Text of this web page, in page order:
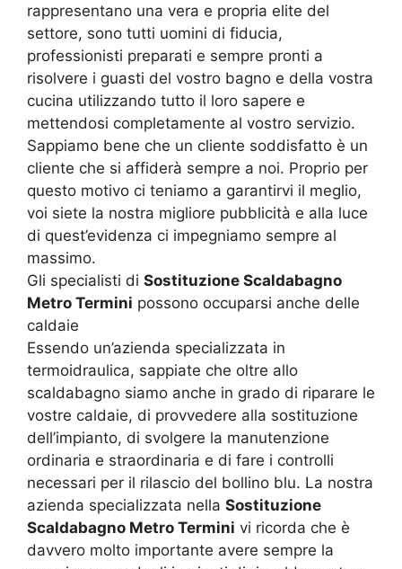
rappresentano una vera e propria elite del
settore, sono tutti uomini di fiducia,
professionisti preparati e sempre pronti a
risolvere i guasti del vostro bagno e della vostra
cucina utilizzando tutto il loro sapere e
mettendosi completamente al vostro servizio.
Sappiamo bene che un cliente soddisfatto è un
cliente che si affiderà sempre a noi. Proprio per
questo motivo ci teniamo a garantirvi il meglio,
voi siete la nostra migliore pubblicità e alla luce
di quest’evidenza ci impegniamo sempre al
massimo.
Gli specialisti di Sostituzione Scaldabagno
Metro Termini possono occuparsi anche delle
caldaie
Essendo un’azienda specializzata in
termoidraulica, sappiate che oltre allo
scaldabagno siamo anche in grado di riparare le
vostre caldaie, di provvedere alla sostituzione
dell’impianto, di svolgere la manutenzione
ordinaria e straordinaria e di fare i controlli
necessari per il rilascio del bollino blu. La nostra
azienda specializzata nella Sostituzione
Scaldabagno Metro Termini vi ricorda che è
davvero molto importante avere sempre la